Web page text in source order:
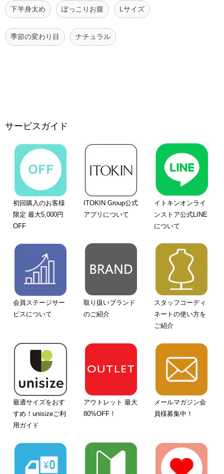
下半身太め ぽっこりお腹 Lサイズ
季節の変わり目 ナチュラル
サービスガイド
初回購入のお客様
限定 最大5,000円
OFF
ITOKIN Group公式
アプリについて
イトキンオンライ
ンストア公式LINE
について
会員ステージサー
ビスについて
取り扱いブランド
のご紹介
スタッフコーディ
ネートの使い方を
ご紹介
最適サイズをおす
すめ！unisizeご利
用ガイド
アウトレット 最大
80%OFF！
メールマガジン会
員様募集中！